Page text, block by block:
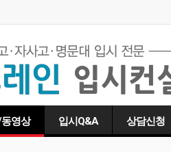
영상 입시Q&A 상담신청